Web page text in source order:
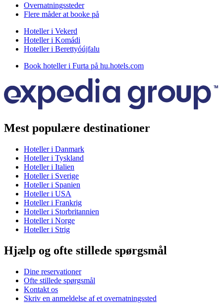
Overnatningssteder
Flere måder at booke på
Hoteller i Vekerd
Hoteller i Komádi
Hoteller i Berettyóújfalu
Book hoteller i Furta på hu.hotels.com
Mest populære destinationer
Hoteller i Danmark
Hoteller i Tyskland
Hoteller i Italien
Hoteller i Sverige
Hoteller i Spanien
Hoteller i USA
Hoteller i Frankrig
Hoteller i Storbritannien
Hoteller i Norge
Hoteller i Strig
Hjælp og ofte stillede spørgsmål
Dine reservationer
Ofte stillede spørgsmål
Kontakt os
Skriv en anmeldelse af et overnatningssted